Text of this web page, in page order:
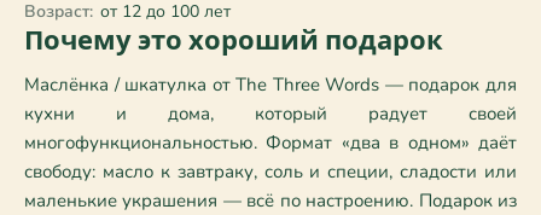
Возраст: от 12 до 100 лет
Почему это хороший подарок
Маслёнка / шкатулка от The Three Words — подарок для
кухни и дома, который радует своей
многофункциональностью. Формат «два в одном» даёт
свободу: масло к завтраку, соль и специи, сладости или
маленькие украшения — всё по настроению. Подарок из